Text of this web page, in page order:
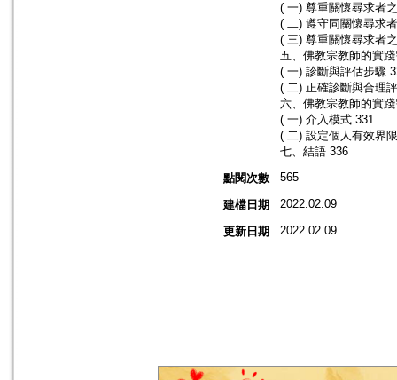
( 一) 尊重關懷尋求者
( 二) 遵守同關懷尋求
( 三) 尊重關懷尋求者
五、佛教宗教師的實
( 一) 診斷與評估步驟
( 二) 正確診斷與合理
六、佛教宗教師的實
( 一) 介入模式 331
( 二) 設定個人有效界
七、結語 336
點閱次數
565
建檔日期 2022.02.09
更新日期 2022.02.09